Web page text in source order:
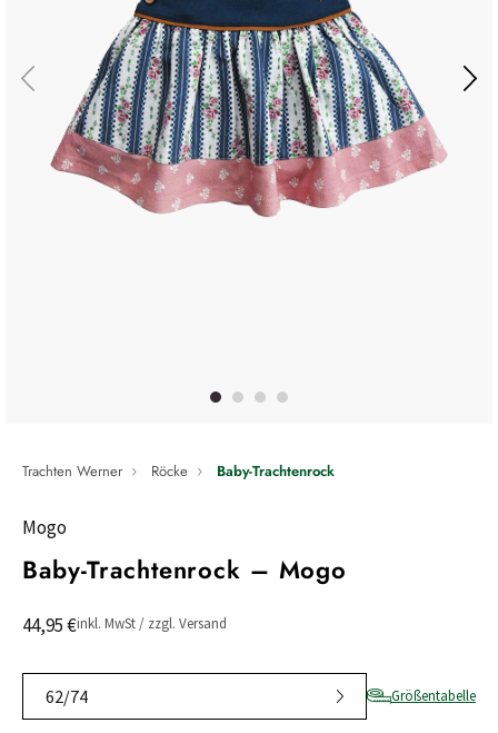
Trachten Werner Röcke Baby-Trachtenrock
Mogo
Baby-Trachtenrock – Mogo
44,95 €inkl. MwSt / zzgl. Versand
Größentabelle
62/74